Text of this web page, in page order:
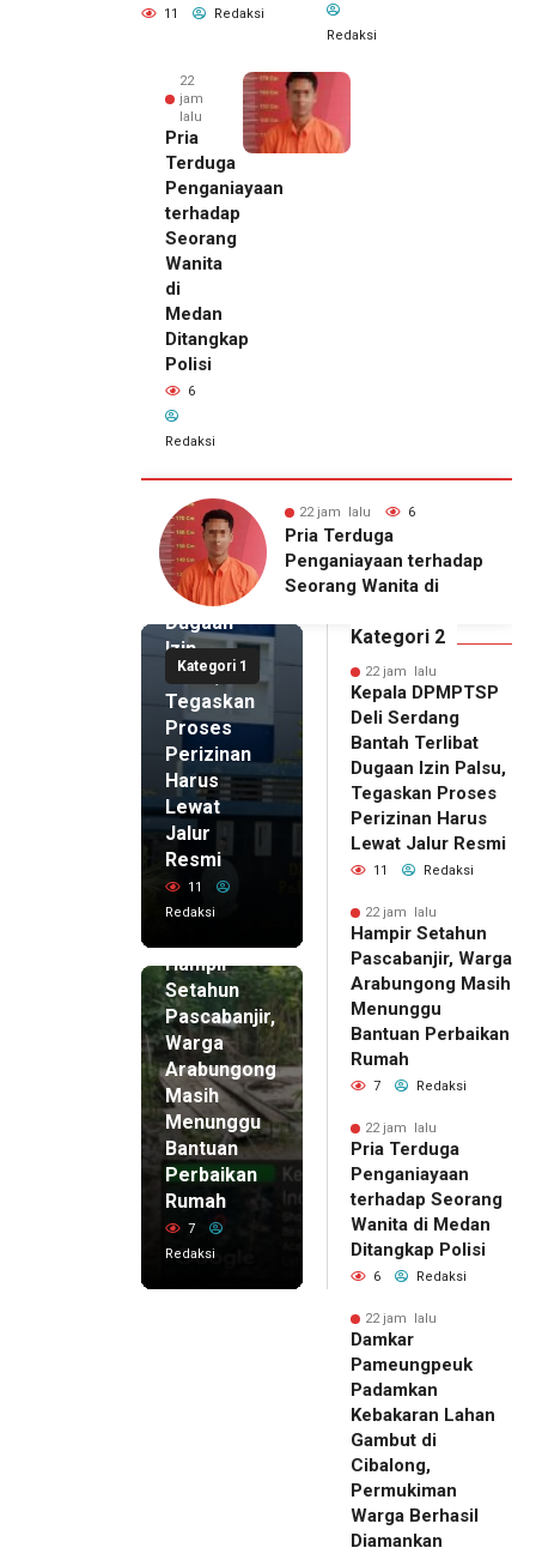
11
Redaksi
Redaksi
22
jam
lalu
Pria
Terduga
Penganiayaan
terhadap
Seorang
Wanita
di
Medan
Ditangkap
Polisi
6
Redaksi
22 jam lalu 6
Damkar Pameungpeuk
Padamkan Kebakaran
Lahan Gambut di
Warga Berhasil
Diamankan
Kategori 1
22 jam lalu
Deli
Serdang
Bantah
Terlibat
Dugaan
Izin
Palsu,
Tegaskan
Proses
Perizinan
Harus
Lewat
Jalur
Resmi
11
Redaksi
Hampir
Setahun
Pascabanjir,
Warga
Arabungong
Masih
Menunggu
Bantuan
Perbaikan
Rumah
7
Redaksi
Kategori 2
22 jam lalu
Kepala DPMPTSP
Deli Serdang
Bantah Terlibat
Dugaan Izin Palsu,
Tegaskan Proses
Perizinan Harus
Lewat Jalur Resmi
11 Redaksi
22 jam lalu
Hampir Setahun
Pascabanjir, Warga
Arabungong Masih
Menunggu
Bantuan Perbaikan
Rumah
7 Redaksi
22 jam lalu
Pria Terduga
Penganiayaan
terhadap Seorang
Wanita di Medan
Ditangkap Polisi
6 Redaksi
22 jam lalu
Damkar
Pameungpeuk
Padamkan
Kebakaran Lahan
Gambut di
Cibalong,
Permukiman
Warga Berhasil
Diamankan